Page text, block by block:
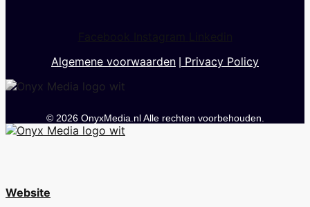
Algemene voorwaarden
Privacy Policy
© 2026 OnyxMedia.nl Alle rechten voorbehouden.
Website